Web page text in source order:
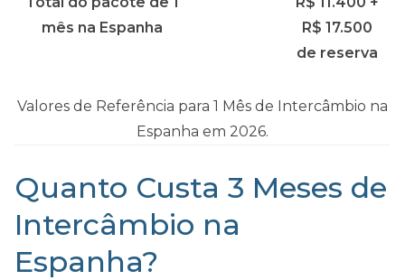
mês na Espanha
R$ 17.500
de reserva
Valores de Referência para 1 Mês de Intercâmbio na
Espanha em 2026.
Quanto Custa 3 Meses de
Intercâmbio na
Espanha?